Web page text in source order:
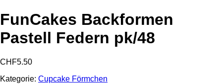
FunCakes Backformen
Pastell Federn pk/48
CHF5.50
Kategorie: Cupcake Förmchen